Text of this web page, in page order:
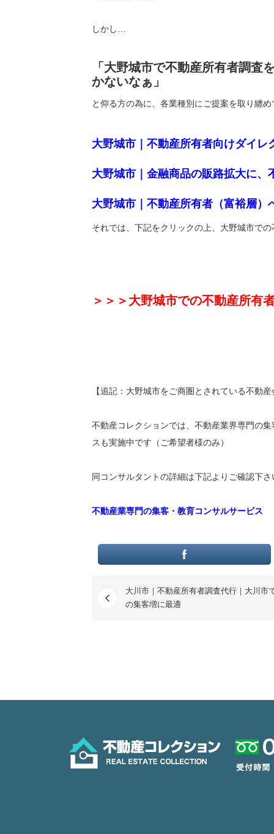
しかし…
「大野城市で不動産所有者調査
かないなぁ」
と仰る方の為に、各業種別にご提案を取り纏
大野城市｜不動産所有者向けダイ
大野城市｜金融商品の販路拡大に
大野城市｜不動産所有者（富裕層
それでは、下記をクリックの上、大野城市で
＞＞＞大野城市での不動産所有
【追記：大野城市をご商圏とされている不動
不動産コレクションでは、不動産業界専門の
スも実施中です（ご希望者様のみ）
同コンサルタントの詳細は下記よりご確認下
不動産業専門の集客・教育コンサルサービス
大川市｜不動産所有者調査代行｜大川市
の集客増に最適